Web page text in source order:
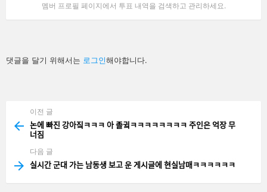
멤버 프로필 페이지에서 투표 내역을 검색하고 관리하세요.
답
글
댓글을 달기 위해서는 로그인해야합니다.
more
이전 글
논에 빠진 강아짘ㅋㅋㅋ 아 졸귘ㅋㅋㅋㅋㅋㅋㅋㅋ 주인은 억장 무
너짐
다음 글
실시간 군대 가는 남동생 보고 운 게시글에 현실남매ㅋㅋㅋㅋㅋㅋ